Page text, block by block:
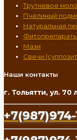
Трутневое
Пчелиный
Натуральная
Фитопрепараты
Мази
Свечи
Наши контакты
г. Тольятти, ул.